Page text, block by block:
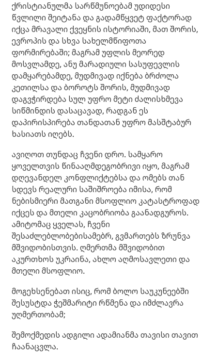
ქრისტიანულმა სარწმუნოებამ უდიდესი
წვლილი შეიტანა და გადამწყვეტ ფაქტორად
იქცა მრავალი ქვეყნის ისტორიაში, მათ შორის,
ევროპის და სხვა სახელმწიფოთა
ფორმირებაში; მაგრამ უფლის მეორედ
მოსვლამდე, ანუ მარადიული სასუფევლის
დამყარებამდე, მუდმივად იქნება ბრძოლა
კეთილსა და ბოროტს შორის, მუდმივად
დაგვჭირდება სულ უფრო მეტი ძალისხმევა
სიწმინდის დასაცავად, რადგან ეს
დაპირისპირება თანდათან უფრო მასშტაბურ
ხასიათს იღებს.
ავიღოთ თუნდაც ჩვენი დრო. სამყარო
ყოველთვის წინააღმდეგობრივი იყო, მაგრამ
დღევანდელ კონფლიქტებსა და ომებს თან
სდევს რეალური საშიშროება იმისა, რომ
ნებისმიერი მათგანი მსოფლიო კატასტროფად
იქცეს და მთელი კაცობრიობა გაანადგუროს.
ამიტომაც ყველას, ჩვენი
შესაძლებლობებისამებრ, გვმართებს ზრუნვა
მშვიდობისთვის. ღმერთმა მშვიდობით
აკურთხოს უკრაინა, ახლო აღმოსავლეთი და
მთელი მსოფლიო.
მოგეხსენებათ ისიც, რომ ბოლო საუკუნეებში
შესუსტდა ჭეშმარიტი რწმენა და იმძლავრა
უღმერთობამ;
შემოქმედის ადგილი ადამიანმა თავისი თავით
ჩაანაცვლა.